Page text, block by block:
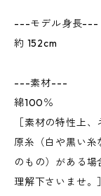
---モデル身長---
約 152cm
---素材---
綿100％
［素材の特性上
原糸（白や黒い糸
のもの）がある
理解下さいませ。］